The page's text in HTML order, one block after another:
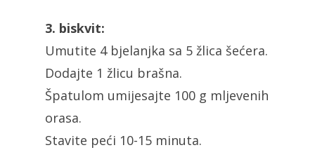
3. biskvit:
Umutite 4 bjelanjka sa 5 žlica šećera.
Dodajte 1 žlicu brašna.
Špatulom umijesajte 100 g mljevenih
orasa.
Stavite peći 10-15 minuta.